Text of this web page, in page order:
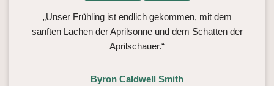
„Unser Frühling ist endlich gekommen, mit dem
sanften Lachen der Aprilsonne und dem Schatten der
Aprilschauer.“
Byron Caldwell Smith